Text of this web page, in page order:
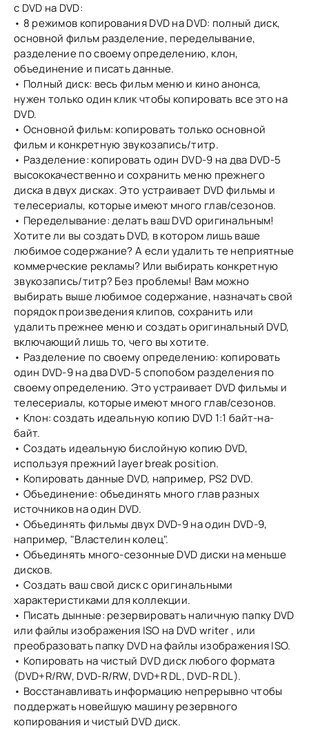
с DVD на DVD:
• 8 режимов копирования DVD на DVD: полный диск,
основной фильм разделение, переделывание,
разделение по своему определению, клон,
объединение и писать данные.
• Полный диск: весь фильм меню и кино анонса,
нужен только один клик чтобы копировать все это на
DVD.
• Основной фильм: копировать только основной
фильм и конкретную звукозапись/титр.
• Разделение: копировать один DVD-9 на два DVD-5
высококачественно и сохранить меню прежнего
диска в двух дисках. Это устраивает DVD фильмы и
телесериалы, которые имеют много глав/сезонов.
• Переделывание: делать ваш DVD оригинальным!
Хотите ли вы создать DVD, в котором лишь ваше
любимое содержание? А если удалить те неприятные
коммерческие рекламы? Или выбирать конкретную
звукозапись/титр? Без проблемы! Вам можно
выбирать выше любимое содержание, назначать свой
порядок произведения клипов, сохранить или
удалить прежнее меню и создать оригинальный DVD,
включающий лишь то, чего вы хотите.
• Разделение по своему определению: копировать
один DVD-9 на два DVD-5 спопобом разделения по
своему определению. Это устраивает DVD фильмы и
телесериалы, которые имеют много глав/сезонов.
• Клон: создать идеальную копию DVD 1:1 байт-на-
байт.
• Создать идеальную бислойную копию DVD,
используя прежний layer break position.
• Копировать данные DVD, например, PS2 DVD.
• Объединение: объединять много глав разных
источников на один DVD.
• Объединять фильмы двух DVD-9 на один DVD-9,
например, "Властелин колец".
• Объединять много-сезонные DVD диски на меньше
дисков.
• Создать ваш свой диск с оригинальными
характеристиками для коллекции.
• Писать дынные: резервировать наличную папку DVD
или файлы изображения ISO на DVD writer , или
преобразовать папку DVD на файлы изображения ISO.
• Копировать на чистый DVD диск любого формата
(DVD+R/RW, DVD-R/RW, DVD+R DL, DVD-R DL).
• Восстанавливать информацию непрерывно чтобы
поддержать новейшую машину резервного
копирования и чистый DVD диск.